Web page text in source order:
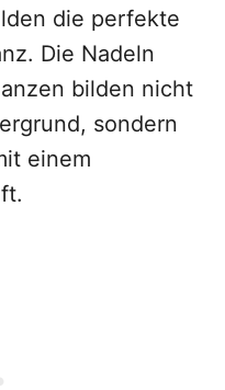
die perfekte
Die Nadeln
bilden nicht
sondern
einem